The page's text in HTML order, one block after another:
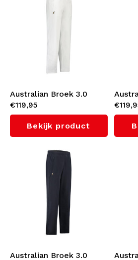
Australian Broek 3.0
(White)
€119,95
Bekijk product
met
Australian Broek 3.0